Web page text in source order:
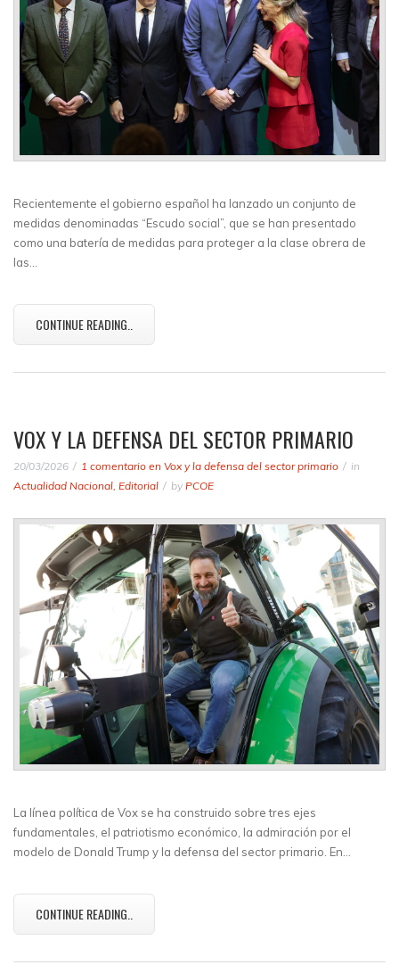
Recientemente el gobierno español ha lanzado un conjunto de
medidas denominadas “Escudo social”, que se han presentado
como una batería de medidas para proteger a la clase obrera de
las…
CONTINUE READING..
VOX Y LA DEFENSA DEL SECTOR PRIMARIO
20/03/2026 1 comentario en Vox y la defensa del sector primario
in
Actualidad Nacional Editorial by PCOE
La línea política de Vox se ha construido sobre tres ejes
fundamentales, el patriotismo económico, la admiración por el
modelo de Donald Trump y la defensa del sector primario. En…
CONTINUE READING..